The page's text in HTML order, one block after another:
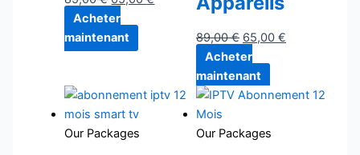
Acheter
maintenant
89,00€ 65,00 €
Acheter
maintenant
Our Packages Our Packages